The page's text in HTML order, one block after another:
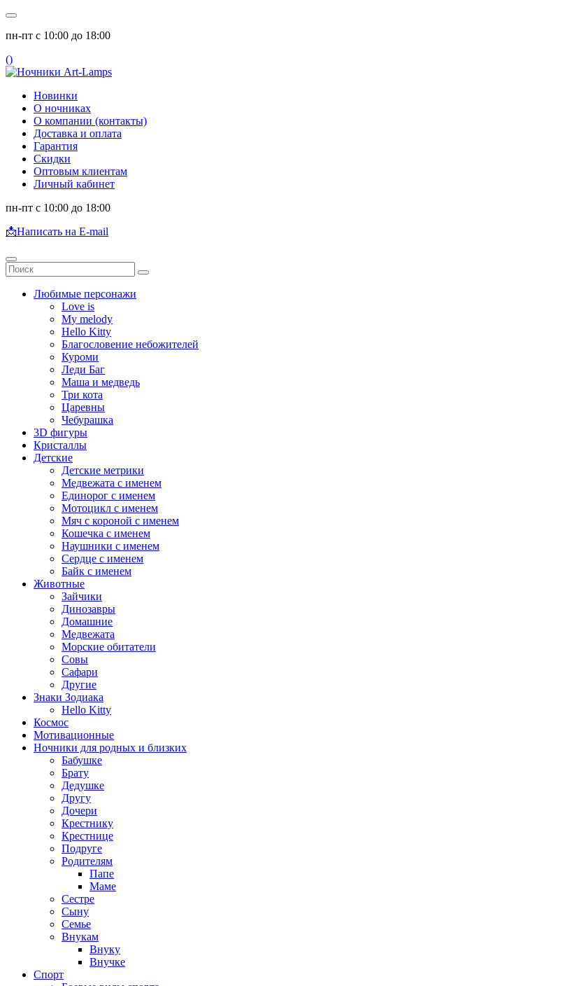
пн-пт с 10:00 до 18:00
()
Новинки
О ночниках
О компании (контакты)
Доставка и оплата
Гарантия
Скидки
Оптовым клиентам
Личный кабинет
пн-пт с 10:00 до 18:00
📩Написать на E-mail
Любимые персонажи
Love is
My melody
Hello Kitty
Благословение небожителей
Куроми
Леди Баг
Маша и медведь
Три кота
Царевны
Чебурашка
3D фигуры
Кристаллы
Детские
Детские метрики
Медвежата с именем
Единорог с именем
Мотоцикл с именем
Мяч с короной с именем
Кошечка с именем
Наушники с именем
Сердце с именем
Байк с именем
Животные
Зайчики
Динозавры
Домашние
Медвежата
Морские обитатели
Совы
Сафари
Другие
Знаки Зодиака
Hello Kitty
Космос
Мотивационные
Ночники для родных и близких
Бабушке
Брату
Дедушке
Другу
Дочери
Крестнику
Крестнице
Подруге
Родителям
Папе
Маме
Сестре
Сыну
Семье
Внукам
Внуку
Внучке
Спорт